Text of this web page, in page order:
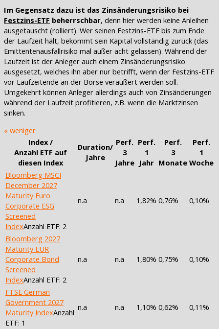
Im Gegensatz dazu ist das Zinsänderungsrisiko bei
Festzins-ETF beherrschbar, denn hier werden keine Anleihen
ausgetauscht (rolliert). Wer seinen Festzins-ETF bis zum Ende
der Laufzeit hält, bekommt sein Kapital vollständig zurück (das
Emittentenausfallrisiko mal außer acht gelassen). Während der
Laufzeit ist der Anleger auch einem Zinsänderungsrisiko
ausgesetzt, welches ihn aber nur betrifft, wenn der Festzins-ETF
vor Laufzeitende an der Börse veräußert werden soll.
Umgekehrt können Anleger allerdings auch von Zinsänderungen
während der Laufzeit profitieren, z.B. wenn die Marktzinsen
sinken.
« weniger
Index /
Anzahl ETF auf
diesen Index
Duration/
Jahre
Perf.
3
Jahre
Perf.
1
Jahr
Perf.
3
Monate
Perf.
1
Woche
Bloomberg MSCI
December 2027
Maturity Euro
Corporate ESG
Screened
IndexAnzahl ETF: 2
n.a n.a 1,82% 0,76% 0,10%
Bloomberg 2027
Maturity EUR
Corporate Bond
Screened
IndexAnzahl ETF: 2
n.a n.a 1,80% 0,75% 0,10%
FTSE German
Government 2027
Maturity IndexAnzahl
ETF: 1
n.a n.a 1,10% 0,62% 0,11%